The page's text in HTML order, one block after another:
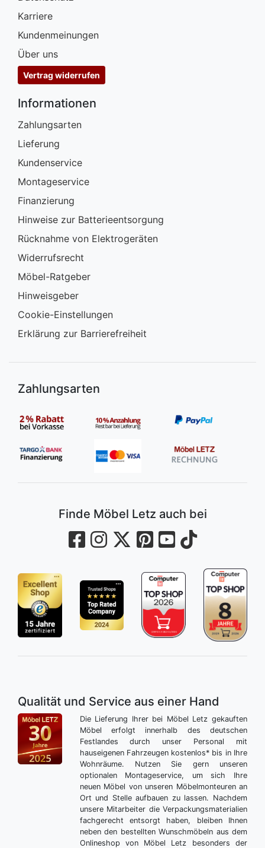
Karriere
Kundenmeinungen
Über uns
Vertrag widerrufen
Informationen
Zahlungsarten
Lieferung
Kundenservice
Montageservice
Finanzierung
Hinweise zur Batterieentsorgung
Rücknahme von Elektrogeräten
Widerrufsrecht
Möbel-Ratgeber
Hinweisgeber
Cookie-Einstellungen
Erklärung zur Barrierefreiheit
Zahlungsarten
Finde Möbel Letz auch bei
Qualität und Service aus einer Hand
Die Lieferung Ihrer bei Möbel Letz gekauften
Möbel erfolgt innerhalb des deutschen
Festlandes durch unser Personal mit
hauseigenen Fahrzeugen kostenlos* bis in Ihre
Wohnräume. Nutzen Sie gern unseren
optionalen Montageservice, um sich Ihre
neuen Möbel von unseren Möbelmonteuren an
Ort und Stelle aufbauen zu lassen. Nachdem
unsere Mitarbeiter die Verpackungsmaterialien
fachgerecht entsorgt haben, bleiben Ihnen
neben den bestellten Wunschmöbeln aus dem
Onlineshop von Möbel Letz besonders der